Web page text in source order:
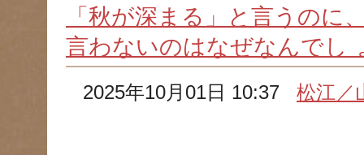
「秋が深まる」と言うのに
言わないのはなぜなんでし
2025年10月01日 10:37松江／